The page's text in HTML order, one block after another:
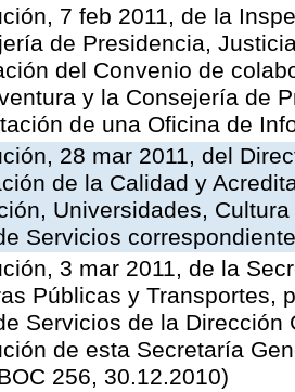
7 feb 2011, de la
de Presidencia,
del Convenio de
y la Consejería de
de una Oficina de
28 mar 2011, del
de la Calidad y
Universidades,
Servicios
3 mar 2011, de la
Públicas y Transportes,
Servicios de la
de esta Secretaría
256, 30.12.2010)